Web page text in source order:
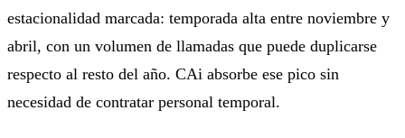
estacionalidad marcada: temporada alta entre noviembre y
abril, con un volumen de llamadas que puede duplicarse
respecto al resto del año. CAi absorbe ese pico sin
necesidad de contratar personal temporal.